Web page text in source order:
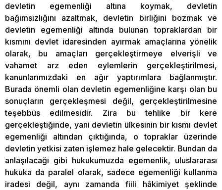
devletin egemenliği altına koymak, devletin
bağımsızlığını azaltmak, devletin birliğini bozmak ve
devletin egemenliği altında bulunan topraklardan bir
kısmını devlet idaresinden ayırmak amaçlarına yönelik
olarak, bu amaçları gerçekleştirmeye elverişli ve
vahamet arz eden eylemlerin gerçekleştirilmesi,
kanunlarımızdaki en ağır yaptırımlara bağlanmıştır.
Burada önemli olan devletin egemenliğine karşı olan bu
sonuçların gerçekleşmesi değil, gerçekleştirilmesine
teşebbüs edilmesidir. Zira bu tehlike bir kere
gerçekleştiğinde, yani devletin ülkesinin bir kısmı devlet
egemenliği altından çıktığında, o topraklar üzerinde
devletin yetkisi zaten işlemez hale gelecektir. Bundan da
anlaşılacağı gibi hukukumuzda egemenlik, uluslararası
hukuka da paralel olarak, sadece egemenliği kullanma
iradesi değil, aynı zamanda fiili hâkimiyet şeklinde